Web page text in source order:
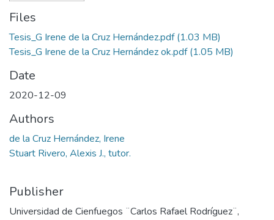
Files
Tesis_G Irene de la Cruz Hernández.pdf(1.03 MB)
Tesis_G Irene de la Cruz Hernández ok.pdf(1.05 MB)
Date
2020-12-09
Authors
de la Cruz Hernández, Irene
Stuart Rivero, Alexis J., tutor.
Publisher
Universidad de Cienfuegos ¨Carlos Rafael Rodríguez¨,